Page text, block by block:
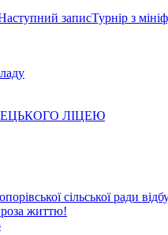
записТурнір з
ЛІЦЕЮ
сільської ради
життю!